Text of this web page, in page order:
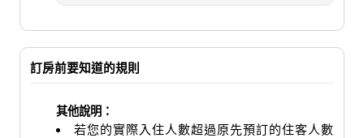
訂房前要知道的規則
其他說明：
若您的實際入住人數超過原先預訂的住客人數